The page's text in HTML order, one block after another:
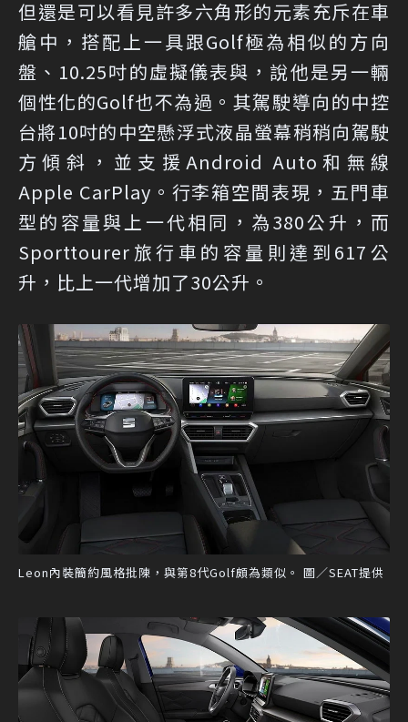
但還是可以看見許多六角形的元素充斥在車
艙中，搭配上一具跟Golf極為相似的方向
盤、10.25吋的虛擬儀表與，說他是另一輛
個性化的Golf也不為過。其駕駛導向的中控
台將10吋的中空懸浮式液晶螢幕稍稍向駕駛
方傾斜，並支援Android Auto和無線
Apple CarPlay。行李箱空間表現，五門車
型的容量與上一代相同，為380公升，而
Sporttourer旅行車的容量則達到617公
升，比上一代增加了30公升。
Leon內裝簡約風格批陳，與第8代Golf頗為類似。 圖／SEAT提供